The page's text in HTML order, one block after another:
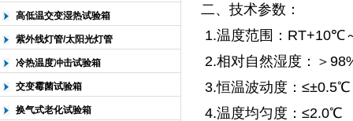
高低温交变湿热试验箱
紫外线灯管/太阳光灯管
冷热温度冲击试验箱
交变霉菌试验箱
换气式老化试验箱
二、技术参数：
1.温度范围：RT+10℃
2.相对自然湿度：＞
3.恒温波动度：≤±0.5℃
4.温度均匀度：≤2.0℃